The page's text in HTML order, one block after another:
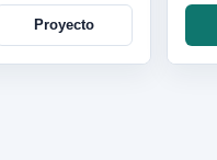
Proyecto